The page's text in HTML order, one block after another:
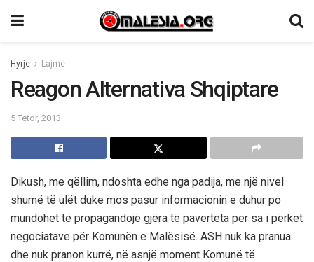
Hyrje Lajme
Reagon Alternativa Shqiptare
5 Tetor, 2013
Dikush, me qëllim, ndoshta edhe nga padija, me një nivel
shumë të ulët duke mos pasur informacionin e duhur po
mundohet të propagandojë gjëra të paverteta për sa i përket
negociatave për Komunën e Malësisë. ASH nuk ka pranua
dhe nuk pranon kurrë, në asnjë moment Komunë të